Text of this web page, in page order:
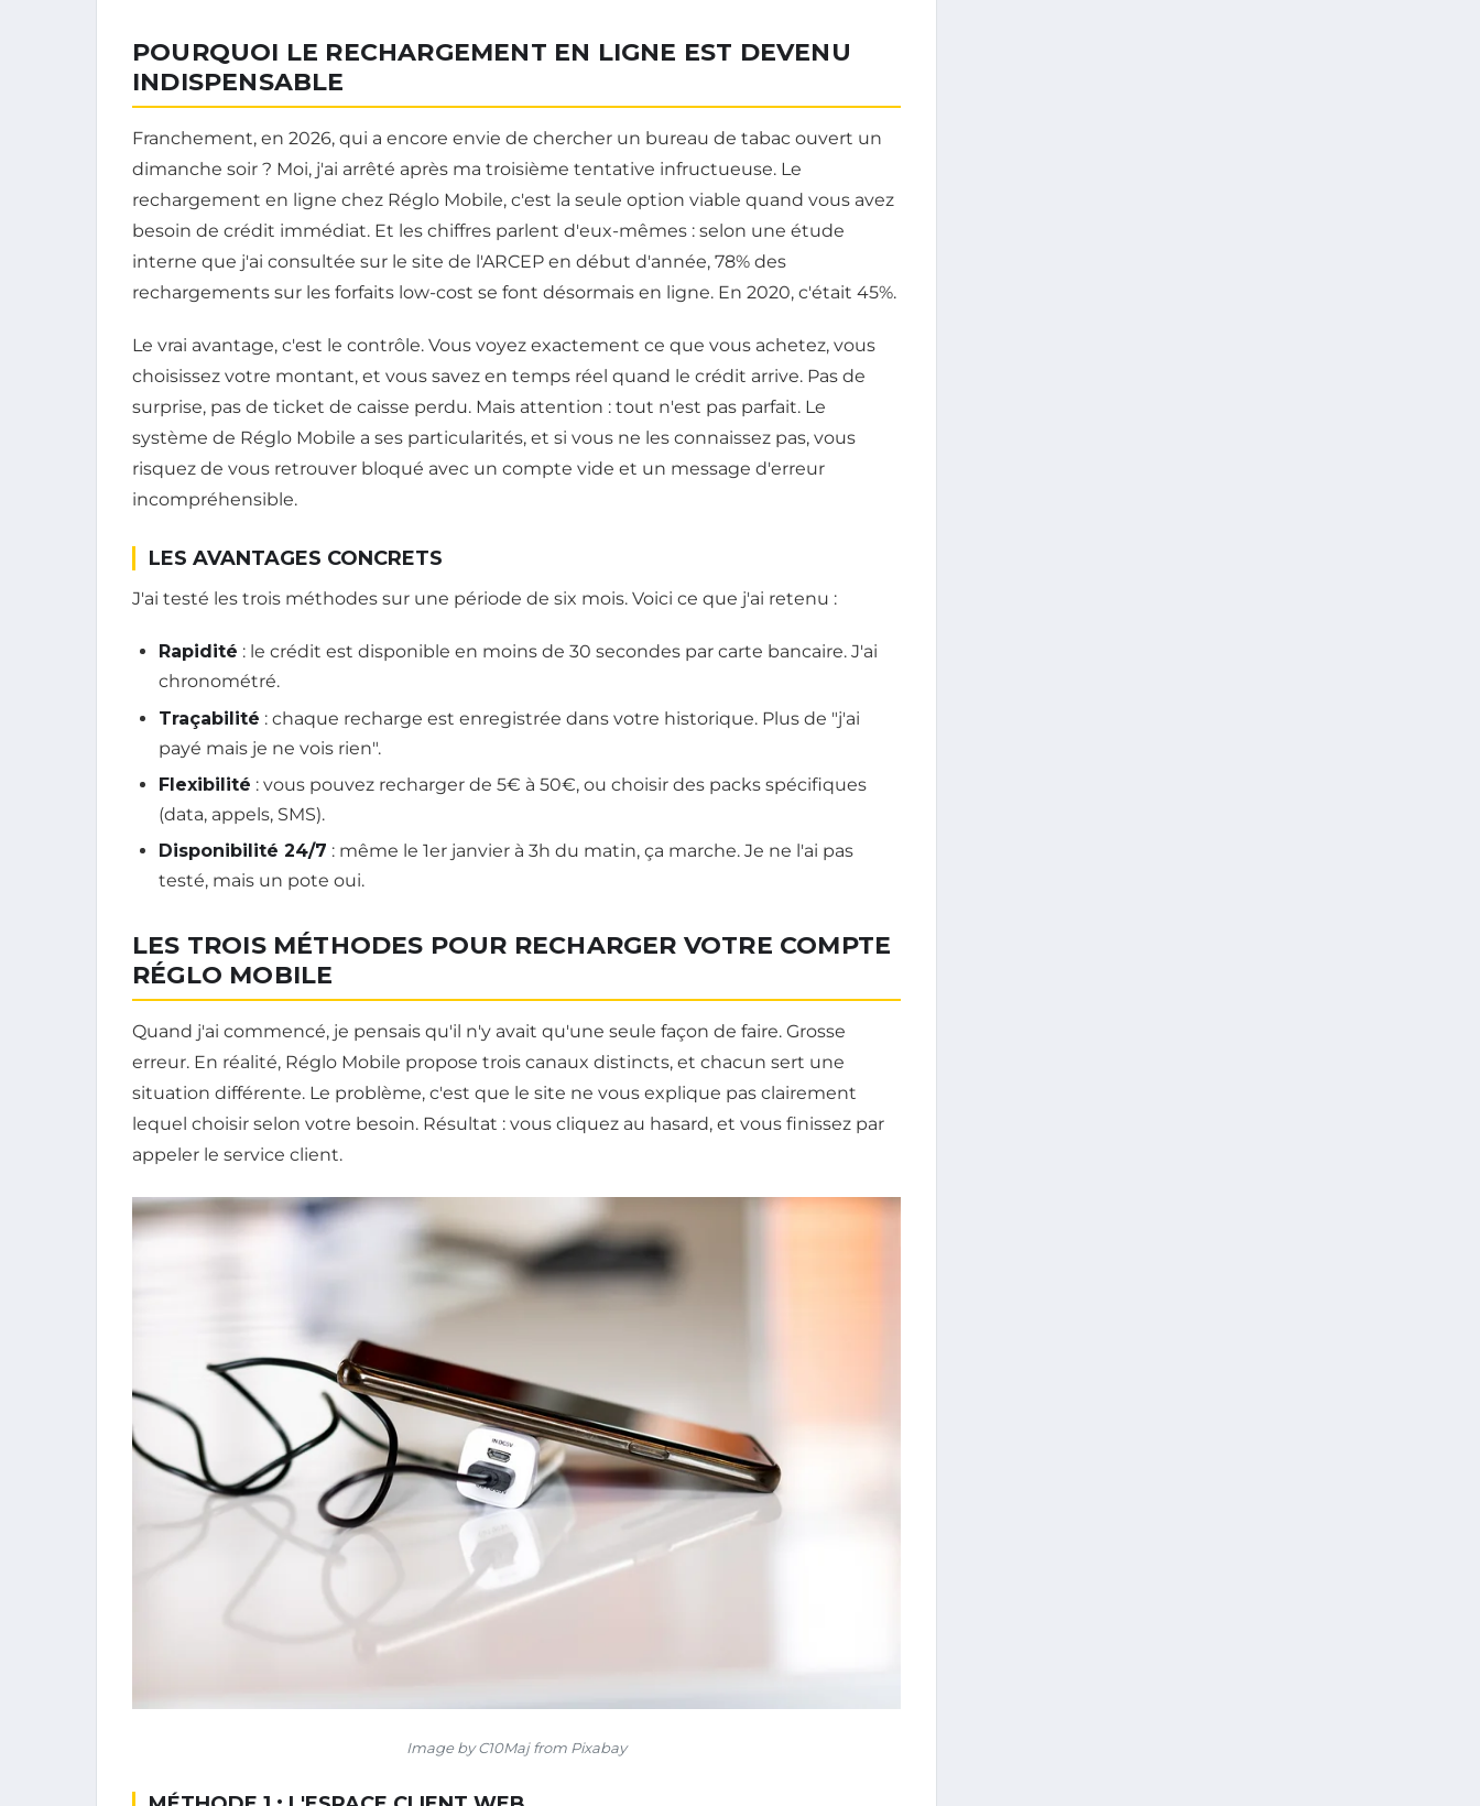
POURQUOI LE RECHARGEMENT EN LIGNE EST DEVENU
INDISPENSABLE
Franchement, en 2026, qui a encore envie de chercher un bureau de tabac ouvert un
dimanche soir ? Moi, j'ai arrêté après ma troisième tentative infructueuse. Le
rechargement en ligne chez Réglo Mobile, c'est la seule option viable quand vous avez
besoin de crédit immédiat. Et les chiffres parlent d'eux-mêmes : selon une étude
interne que j'ai consultée sur le site de l'ARCEP en début d'année, 78% des
rechargements sur les forfaits low-cost se font désormais en ligne. En 2020, c'était 45%.
Le vrai avantage, c'est le contrôle. Vous voyez exactement ce que vous achetez, vous
choisissez votre montant, et vous savez en temps réel quand le crédit arrive. Pas de
surprise, pas de ticket de caisse perdu. Mais attention : tout n'est pas parfait. Le
système de Réglo Mobile a ses particularités, et si vous ne les connaissez pas, vous
risquez de vous retrouver bloqué avec un compte vide et un message d'erreur
incompréhensible.
LES AVANTAGES CONCRETS
J'ai testé les trois méthodes sur une période de six mois. Voici ce que j'ai retenu :
Rapidité : le crédit est disponible en moins de 30 secondes par carte bancaire. J'ai
chronométré.
Traçabilité : chaque recharge est enregistrée dans votre historique. Plus de "j'ai
payé mais je ne vois rien".
Flexibilité : vous pouvez recharger de 5€ à 50€, ou choisir des packs spécifiques
(data, appels, SMS).
Disponibilité 24/7 : même le 1er janvier à 3h du matin, ça marche. Je ne l'ai pas
testé, mais un pote oui.
LES TROIS MÉTHODES POUR RECHARGER VOTRE COMPTE
RÉGLO MOBILE
Quand j'ai commencé, je pensais qu'il n'y avait qu'une seule façon de faire. Grosse
erreur. En réalité, Réglo Mobile propose trois canaux distincts, et chacun sert une
situation différente. Le problème, c'est que le site ne vous explique pas clairement
lequel choisir selon votre besoin. Résultat : vous cliquez au hasard, et vous finissez par
appeler le service client.
Image by C10Maj from Pixabay